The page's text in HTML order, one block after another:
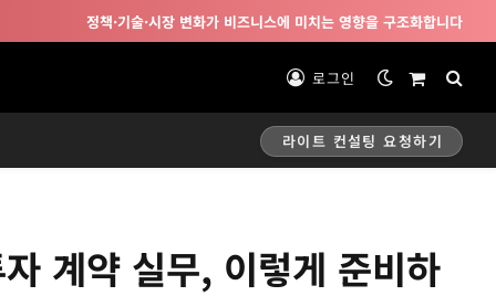
정책·기술·시장 변화가 비즈니스에 미치는 영향을 구조화합니다
로그인
Shopping
Cart
라이트 컨설팅 요청하기
계약 실무, 이렇게 준비하